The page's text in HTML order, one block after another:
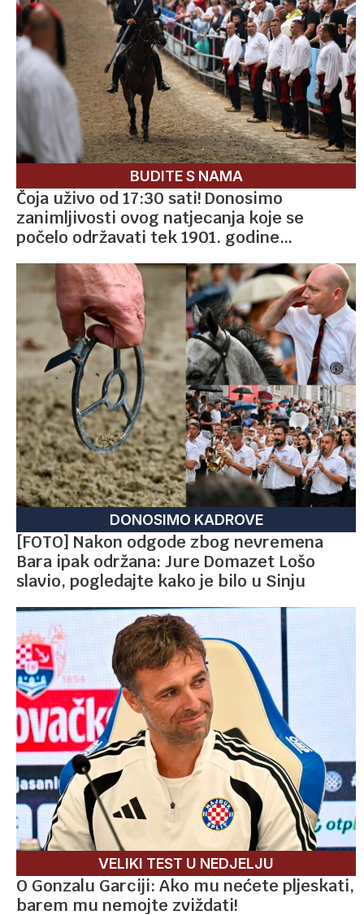
BUDITE S NAMA
Čoja uživo od 17:30 sati! Donosimo
zanimljivosti ovog natjecanja koje se
počelo održavati tek 1901. godine…
DONOSIMO KADROVE
[FOTO] Nakon odgode zbog nevremena
Bara ipak održana: Jure Domazet Lošo
slavio, pogledajte kako je bilo u Sinju
VELIKI TEST U NEDJELJU
O Gonzalu Garciji: Ako mu nećete pljeskati,
barem mu nemojte zviždati!